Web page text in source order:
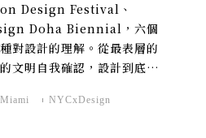
Design Festival、
Doha Biennial，六個
對設計的理解。從最表層的
文明自我確認，設計到底是
NYCxDesign